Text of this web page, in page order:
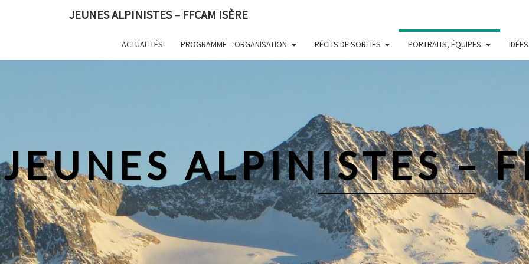
JEUNES ALPINISTES – FFCAM ISÈRE
ACTUALITÉS PROGRAMME – ORGANISATION RÉCITS DE SORTIES PORTRAITS, ÉQUIPES
JEUNES ALPINISTES –